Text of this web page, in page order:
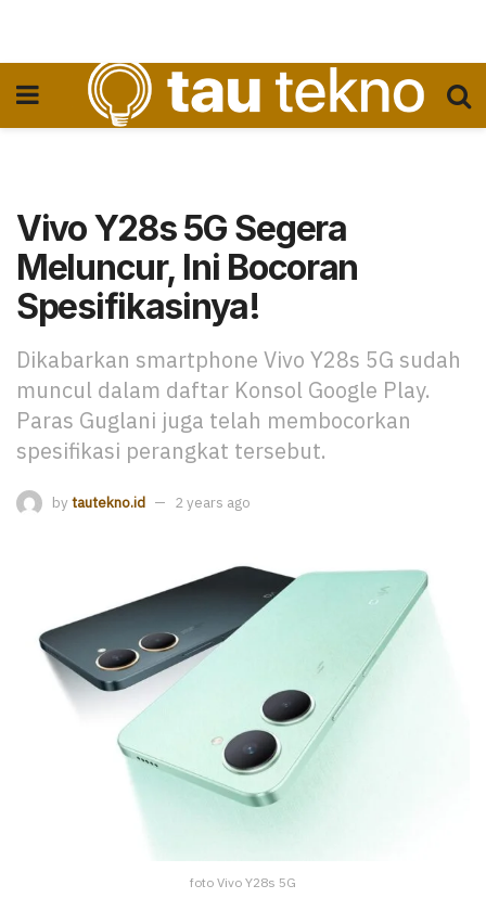
Vivo Y28s 5G Segera
Meluncur, Ini Bocoran
Spesifikasinya!
Dikabarkan smartphone Vivo Y28s 5G sudah
muncul dalam daftar Konsol Google Play.
Paras Guglani juga telah membocorkan
spesifikasi perangkat tersebut.
by tautekno.id 2 years ago
foto Vivo Y28s 5G